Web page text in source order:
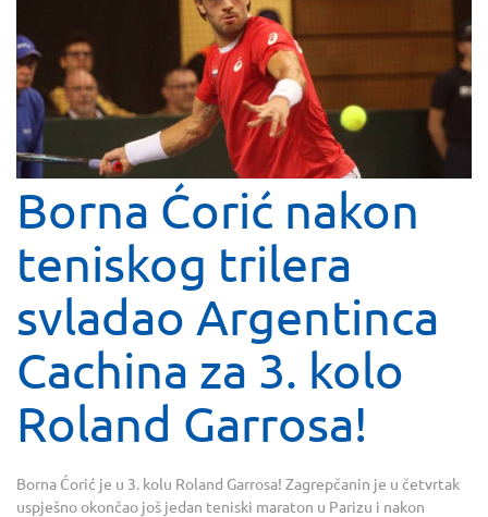
Borna Ćorić nakon
teniskog trilera
svladao Argentinca
Cachina za 3. kolo
Roland Garrosa!
Borna Ćorić je u 3. kolu Roland Garrosa! Zagrepčanin je u četvrtak
uspješno okončao još jedan teniski maraton u Parizu i nakon